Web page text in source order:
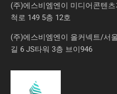
(주)에스비엠엔이 미디어콘텐
척로 149 5층 12호
(주)에스비엠엔이 올커넥트/서
길 6 JS타워 3층 브이946